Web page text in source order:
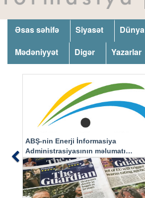
Əsas səhifə Siyasət Dünya
Mədəniyyət
Digər Yazarlar
ABŞ-nin Enerji İnformasiya
Administrasiyasının məlumatı
əsasında…
Previous